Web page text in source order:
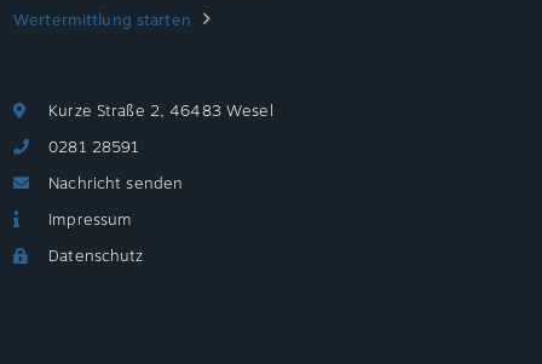
Wertermittlung starten
Kurze Straße 2, 46483 Wesel
0281 28591
Nachricht senden
Impressum
Datenschutz